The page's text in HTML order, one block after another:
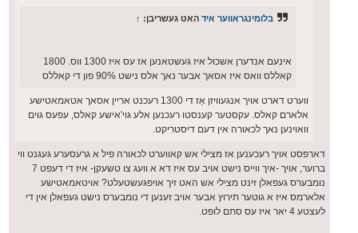
בלומינגראווער איד האט געשריבן: ↑
אינעם אנדערן אשכול איז געשטאנען אז עס איז 1300 ווס. 1800
קאללס וואס איז אסאך אבער נאך אלס נישט 90% פון די קאללס
ווערט דארט אויך אנגעוויזן אַז די 1300 רעכנט אריין אסאך אטאמאטישע
אלארם קאלס. עקסטער קענסטו רעכנען אלע גוי'אישע קאלס, עפעס גוים
וואוינען נאך לכאורה אין דעם דיסטריקט.
דארפסט אויך רעכענען אז מצילי אש קאווערט לכאורה פיל א גרעסערע געגנט ווי
ברוער, אויך -איך ווייס נישט אויב עס איז דא א וועג צו טשעקן- איז די דעפט 7
נומבערס געפאלן זינט מצילי אש האט זיך אויפגעשטעלט? אויטאמאטישע
אלארמס איז א גוטער תירוץ אבער אויב זענען די נומבערס נישט געפאלן אין די
לעצטע 4 יאר איז עס סתם לופט.